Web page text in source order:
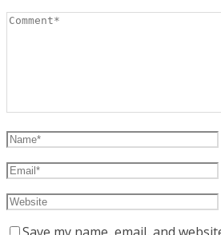
Save my name, email, and